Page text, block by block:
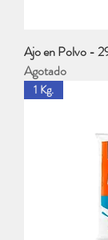
Ajo en Polvo -
Agotado
1 Kg.